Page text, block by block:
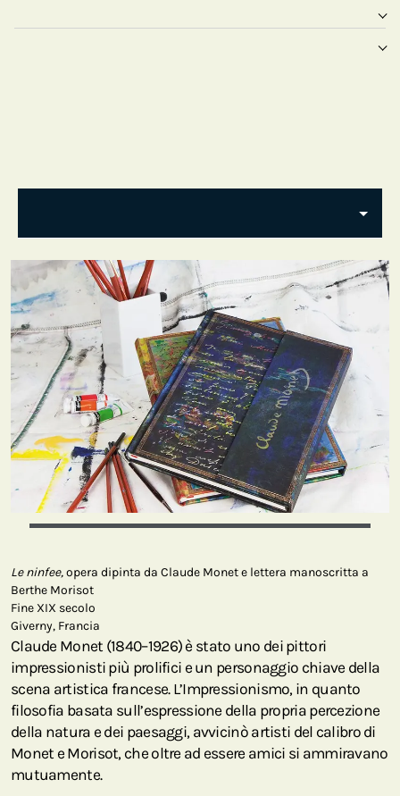
Le ninfee,opera dipinta da Claude Monet e lettera manoscritta a
Berthe Morisot
Fine XIX secolo
Giverny, Francia
Claude Monet (1840–1926) è stato uno dei pittori
impressionisti più prolifici e un personaggio chiave della
scena artistica francese. L’Impressionismo, in quanto
filosofia basata sull’espressione della propria percezione
della natura e dei paesaggi, avvicinò artisti del calibro di
Monet e Morisot, che oltre ad essere amici si ammiravano
mutuamente.